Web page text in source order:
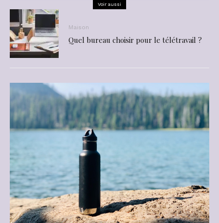
Voir aussi
Maison
Quel bureau choisir pour le télétravail ?